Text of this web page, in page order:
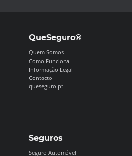
QueSeguro®
Quem Somos
Como Funciona
Informação Legal
Contacto
queseguro.pt
Seguros
Seguro Automóvel